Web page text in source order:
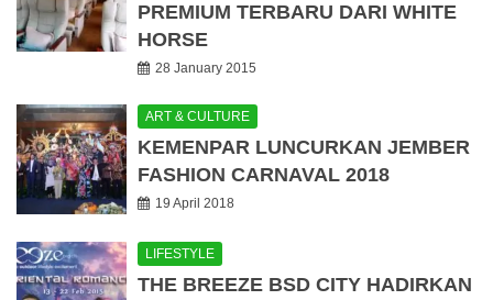
PREMIUM TERBARU DARI WHITE
HORSE
28 January 2015
ART & CULTURE
KEMENPAR LUNCURKAN JEMBER
FASHION CARNAVAL 2018
19 April 2018
LIFESTYLE
THE BREEZE BSD CITY HADIRKAN